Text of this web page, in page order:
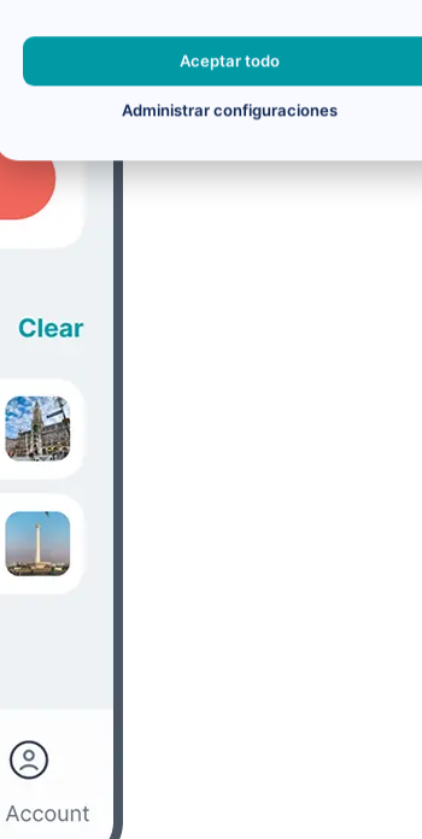
Aceptar todo
Administrar configuraciones